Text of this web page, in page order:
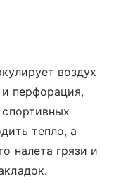
воздух
перфорация,
тепло, а
налета грязи и